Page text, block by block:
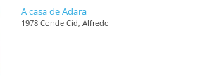
A casa de Adara
1978 Conde Cid, Alfredo